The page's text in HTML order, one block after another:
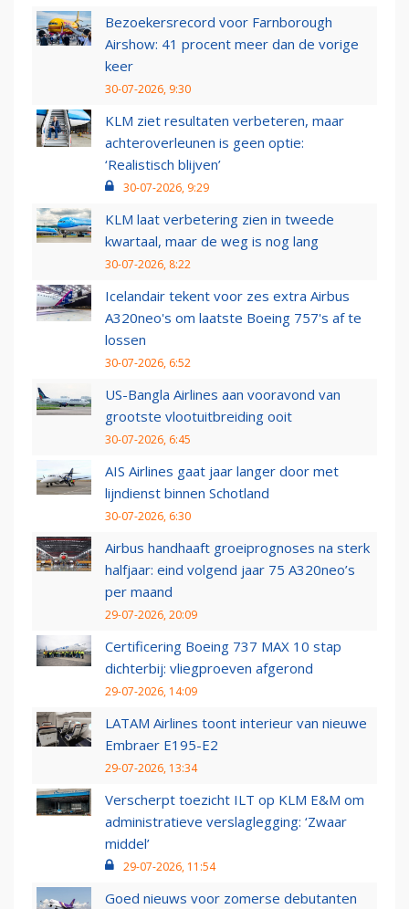
Bezoekersrecord voor Farnborough
Airshow: 41 procent meer dan de vorige
keer
30-07-2026, 9:30
KLM ziet resultaten verbeteren, maar
achteroverleunen is geen optie:
‘Realistisch blijven’
30-07-2026, 9:29
KLM laat verbetering zien in tweede
kwartaal, maar de weg is nog lang
30-07-2026, 8:22
Icelandair tekent voor zes extra Airbus
A320neo's om laatste Boeing 757's af te
lossen
30-07-2026, 6:52
US-Bangla Airlines aan vooravond van
grootste vlootuitbreiding ooit
30-07-2026, 6:45
AIS Airlines gaat jaar langer door met
lijndienst binnen Schotland
30-07-2026, 6:30
Airbus handhaaft groeiprognoses na sterk
halfjaar: eind volgend jaar 75 A320neo’s
per maand
29-07-2026, 20:09
Certificering Boeing 737 MAX 10 stap
dichterbij: vliegproeven afgerond
29-07-2026, 14:09
LATAM Airlines toont interieur van nieuwe
Embraer E195-E2
29-07-2026, 13:34
Verscherpt toezicht ILT op KLM E&M om
administratieve verslaglegging: ‘Zwaar
middel’
29-07-2026, 11:54
Goed nieuws voor zomerse debutanten